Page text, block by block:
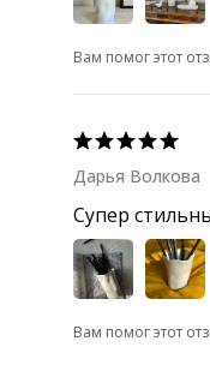
Вам помог этот
Дарья Волкова
Супер
Вам помог этот